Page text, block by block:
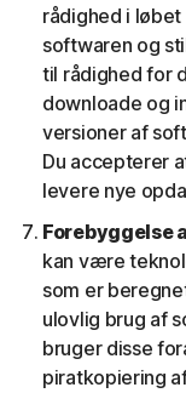
rådighed i løbet
softwaren og
til rådighed for
downloade og
versioner af
Du accepterer
levere nye
Forebyggelse
kan være
som er
ulovlig brug af
bruger disse
piratkopiering